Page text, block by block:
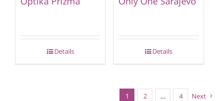
Details Details
1 2 … 4 Next